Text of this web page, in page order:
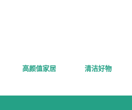
高颜值家居 清洁好物